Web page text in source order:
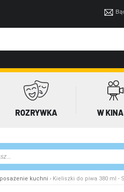
ROZRYWKA W
kuchni › Kieliszki do piwa 380 ml -